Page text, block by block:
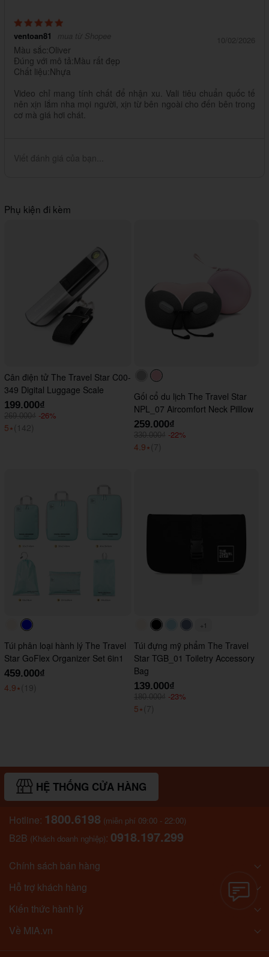
ventoan81 mua từ Shopee 10/02/2026
Màu sắc:Oliver
Đúng với mô tả:Màu rất đẹp
Chất liệu:Nhựa
Video chỉ mang tính chất để nhận xu. Vali tiêu chuẩn quốc tế
nên xịn lắm nha mọi người, xịn từ bên ngoài cho đến bên trong
cơ mà giá hơi chát.
Viết đánh giá của bạn...
Phụ kiện đi kèm
Cân điện tử The Travel Star C00-
349 Digital Luggage Scale
199.000₫
269.000₫ -26%
5⭑ (142)
#acacac
Gối cổ du lịch The Travel Star
NPL_07 Aircomfort Neck Pilllow
259.000₫
330.000₫ -22%
4.9⭑ (7)
#faf0e6
Túi phân loại hành lý The Travel
Star GoFlex Organizer Set 6in1
459.000₫
4.9⭑ (19)
#faf0e6#000000#ADD8E6
+1
Túi đựng mỹ phẩm The Travel
Star TGB_01 Toiletry Accessory
Bag
139.000₫
180.000₫ -23%
5⭑ (7)
HỆ THỐNG CỬA HÀNG
Hotline: 1800.6198 (miễn phí 09:00 - 22:00)
B2B (Khách doanh nghiệp): 0918.197.299
Chính sách bán hàng
Hỗ trợ khách hàng
Kiến thức hành lý
Về MIA.vn